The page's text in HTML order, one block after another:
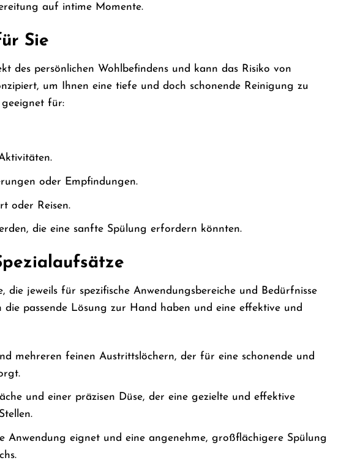
auf intime Momente.
Sie
des persönlichen Wohlbefindens und kann das Risiko von
um Ihnen eine tiefe und doch schonende Reinigung zu
für:
oder Empfindungen.
oder Reisen.
die eine sanfte Spülung erfordern könnten.
die jeweils für spezifische Anwendungsbereiche und Bedürfnisse
passende Lösung zur Hand haben und eine effektive und
mehreren feinen Austrittslöchern, der für eine schonende und
und einer präzisen Düse, der eine gezielte und effektive
eignet und eine angenehme, großflächigere Spülung